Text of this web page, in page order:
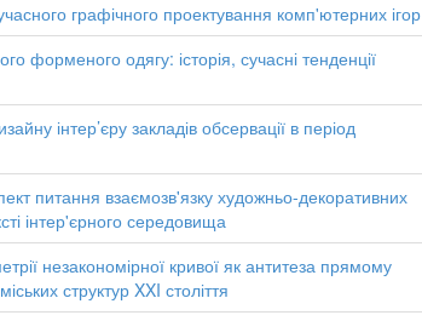
графічного проектування комп'ютерних ігор
форменого одягу: історія, сучасні тенденції
інтер’єру закладів обсервації в період
питання взаємозв'язку художньо-декоративних
інтер'єрного середовища
незакономірної кривої як антитеза прямому
структур XXI століття